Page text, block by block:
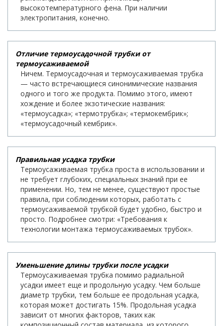
высокотемпературного фена. При наличии
электропитания, конечно.
Отличие термоусадочной трубки от
термоусаживаемой
Ничем. Термоусадочная и термоусаживаемая трубка
— часто встречающиеся синонимические названия
одного и того же продукта. Помимо этого, имеют
хождение и более экзотические названия:
«термоусадка»; «термотрубка»; «термокембрик»;
«термоусадочный кембрик».
Правильная усадка трубки
Термоусаживаемая трубка проста в использовании и
не требует глубоких, специальных знаний при ее
применении. Но, тем не менее, существуют простые
правила, при соблюдении которых, работать с
термоусаживаемой трубкой будет удобно, быстро и
просто. Подробнее смотри: «Требования к
технологии монтажа термоусаживаемых трубок».
Уменьшение длины трубки после усадки
Термоусаживаемая трубка помимо радиальной
усадки имеет еще и продольную усадку. Чем больше
диаметр трубки, тем больше ее продольная усадка,
которая может достигать 15%. Продольная усадка
зависит от многих факторов, таких как